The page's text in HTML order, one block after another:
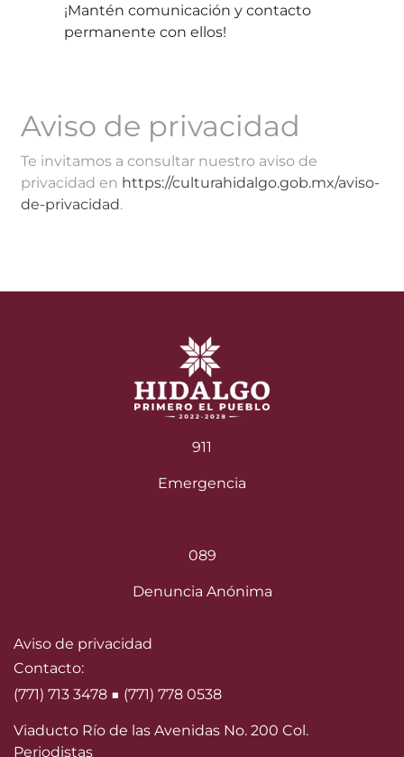
¡Mantén comunicación y contacto
permanente con ellos!
Aviso de privacidad
Te invitamos a consultar nuestro aviso de
privacidad en https://culturahidalgo.gob.mx/aviso-
de-privacidad.
911
Emergencia
089
Denuncia Anónima
Aviso de privacidad
Contacto:
(771) 713 3478 ■ (771) 778 0538
Viaducto Río de las Avenidas No. 200 Col.
Periodistas